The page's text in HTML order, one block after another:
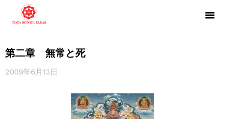
第二章 無常と死
2009年6月13日